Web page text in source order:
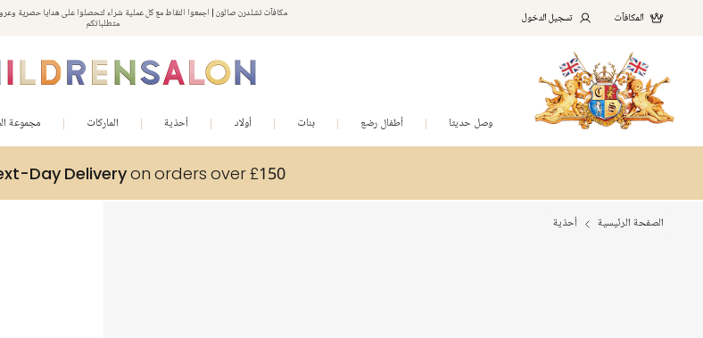
استمتعوا بخصم 10% على طلبيتكم الأولى كهدية ترحيب. سجلوا من هنا
مكافآت تشلدرن صالون | اجمعوا النقاط مع كل عملية شراء لتحصلوا على هدايا حصرية
متطلباتكم
المكافآت تسجيل الدخول
وصل حديثا أطفال رضع بنات أولاد أحذية الماركات مجموعة
Day Deliveryon orders over £150
الصفحة الرئيسية أحذية